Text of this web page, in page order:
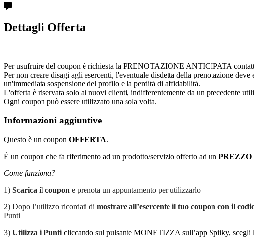
Dettagli Offerta
Per usufruire del coupon è richiesta la PRENOTAZIONE ANTICIPATA
Per non creare disagi agli esercenti, l'eventuale disdetta della prenotazione
un'immediata sospensione del profilo e la perdità di affidabilità.
L'offerta è riservata solo ai nuovi clienti, indifferentemente da un precedente
Ogni coupon può essere utilizzato una sola volta.
Informazioni aggiuntive
Questo è un coupon OFFERTA.
È un coupon che fa riferimento ad un prodotto/servizio offerto ad un PREZZO
Come funziona?
1) Scarica il coupon e prenota un appuntamento per utilizzarlo
2) Dopo l’utilizzo ricordati di mostrare all’esercente il tuo coupon con il
Punti
3) Utilizza i Punti cliccando sul pulsante MONETIZZA sull’app Spiiky,